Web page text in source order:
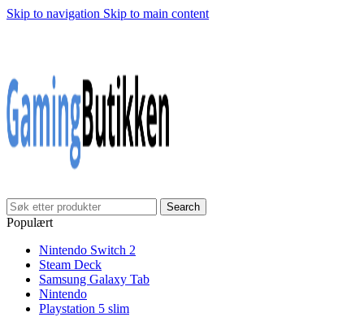
Skip to navigation Skip to main content
Search
Populært
Nintendo Switch 2
Steam Deck
Samsung Galaxy Tab
Nintendo
Playstation 5 slim